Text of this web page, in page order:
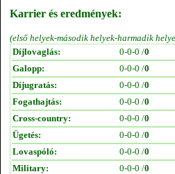
Karrier és eredmények:
(első helyek-második helyek-harmadik
Díjlovaglás:
0-0-0 /0
Galopp:
0-0-0 /0
Díjugratás:
0-0-0 /0
Fogathajtás:
0-0-0 /0
Cross-country:
0-0-0 /0
Ügetés:
0-0-0 /0
Lovaspóló:
0-0-0 /0
Military:
0-0-0 /0